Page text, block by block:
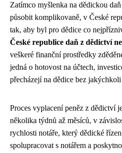
Zatímco myšlenka na dědickou
působit komplikovaně, v České
tak, aby byl pro dědice co
České republice daň z dědictví
veškeré finanční prostředky
jedná o hotovost na účtech,
přecházejí na dědice bez
Proces vyplacení peněz z dědictví
několika týdnů až měsíců, v
rychlosti notáře, který dědické
spolupracovat s notářem a